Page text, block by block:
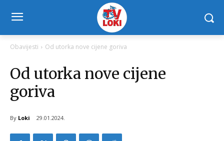
Obavijesti Od utorka nove cijene goriva
Od utorka nove cijene
goriva
By Loki 29.01.2024.